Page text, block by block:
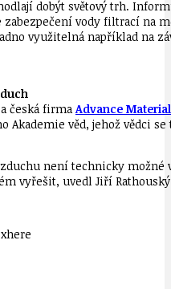
dobýt světový trh.
vody filtrací na
využitelná například na
česká firmaAdvance
Akademie věd, jehož vědci
není technicky
vyřešit, uvedl Jiří